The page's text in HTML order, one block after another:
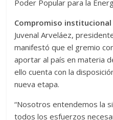
Poder Popular para la
Compromiso institucional
Juvenal Arveláez,
manifestó que el gremio
aportar al país en materia
ello cuenta con la
nueva etapa.
“Nosotros entendemos la
todos los esfuerzos